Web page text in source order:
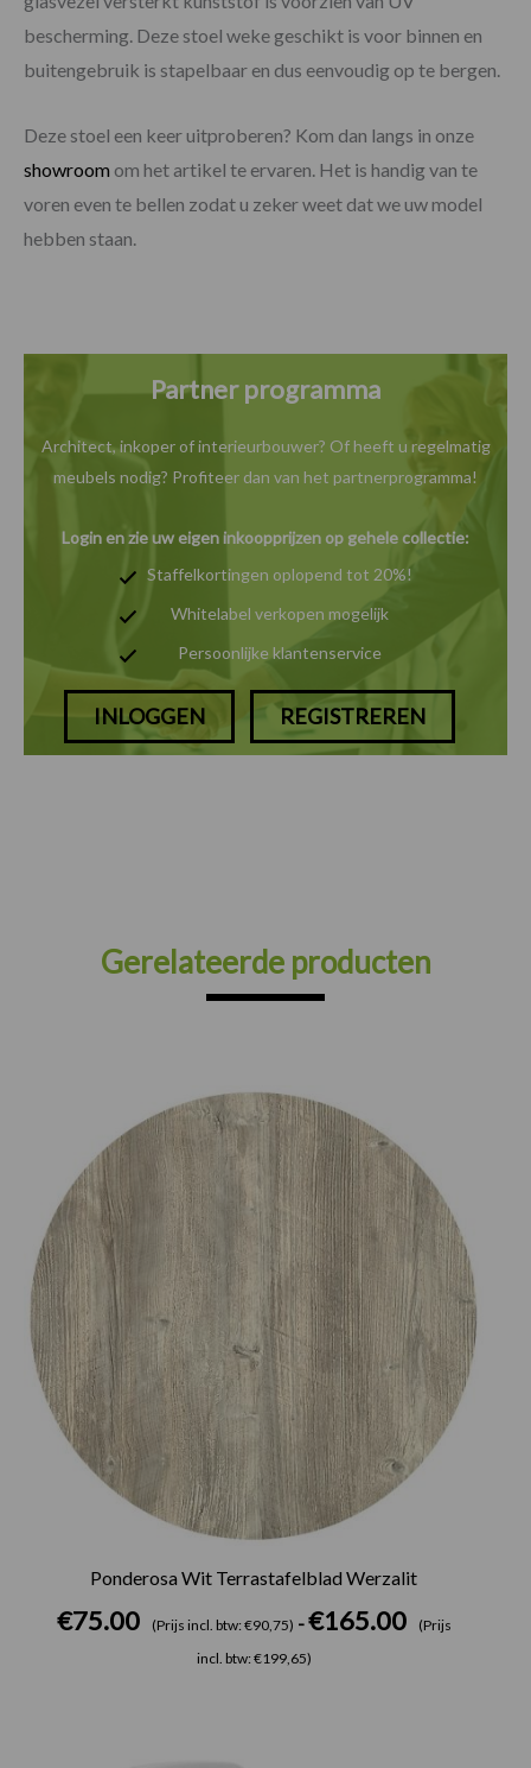
bescherming. Deze stoel weke geschikt is voor binnen en
buitengebruik is stapelbaar en dus eenvoudig op te bergen.
Deze stoel een keer uitproberen? Kom dan langs in onze
showroom om het artikel te ervaren. Het is handig van te
voren even te bellen zodat u zeker weet dat we uw model
hebben staan.
Partner programma
Architect, inkoper of interieurbouwer? Of heeft u regelmatig
meubels nodig? Profiteer dan van het partnerprogramma!
Login en zie uw eigen inkoopprijzen op gehele collectie:
Staffelkortingen oplopend tot 20%!
Whitelabel verkopen mogelijk
Persoonlijke klantenservice
INLOGGEN REGISTREREN
Gerelateerde producten
Ponderosa Wit Terrastafelblad Werzalit
€75.00 (Prijs incl. btw: €90,75) - €165.00
(Prijs
incl. btw: €199,65)
€75.00
tot
€165.00